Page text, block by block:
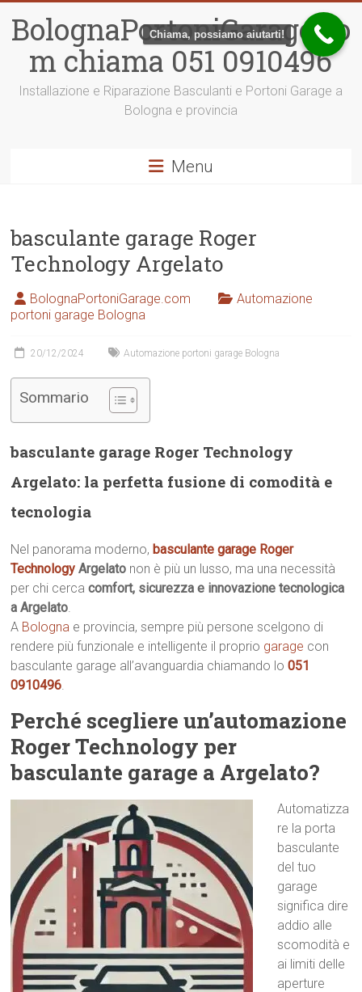
contenuto
BolognaPortoniGarage.co
m chiama 051 0910496
Installazione e Riparazione Basculanti e Portoni Garage a
Bologna e provincia
Menu
basculante garage Roger
Technology Argelato
BolognaPortoniGarage.com
Automazione
portoni garage Bologna
20/12/2024 Automazione portoni garage Bologna
Sommario
basculante garage Roger Technology
Argelato: la perfetta fusione di comodità e
tecnologia
Nel panorama moderno,basculante garage Roger
Technology Argelato non è più un lusso, ma una necessità
per chi cercacomfort, sicurezza e innovazione tecnologica
a Argelato.
A Bologna e provincia, sempre più persone scelgono di
rendere più funzionale e intelligente il proprio garage con
basculante garage all’avanguardia chiamando lo051
0910496.
Perché scegliere un’automazione
Roger Technology per
basculante garage a Argelato?
Automatizza
re la porta
basculante
del tuo
garage
significa dire
addio alle
scomodità e
ai limiti delle
aperture
Chiama, possiamo aiutarti!